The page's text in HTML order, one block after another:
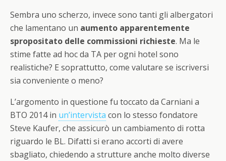
Sembra uno scherzo, invece sono tanti gli albergatori
che lamentano un aumento apparentemente
spropositato delle commissioni richieste. Ma le
stime fatte ad hoc da TA per ogni hotel sono
realistiche? E soprattutto, come valutare se iscriversi
sia conveniente o meno?
L’argomento in questione fu toccato da Carniani a
BTO 2014 in un’intervista con lo stesso fondatore
Steve Kaufer, che assicurò un cambiamento di rotta
riguardo le BL. Difatti si erano accorti di avere
sbagliato, chiedendo a strutture anche molto diverse